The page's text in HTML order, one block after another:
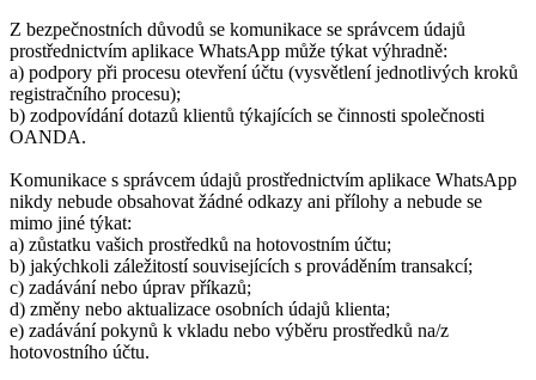
Z bezpečnostních důvodů se komunikace se správcem údajů
prostřednictvím aplikace WhatsApp může týkat výhradně:
a) podpory při procesu otevření účtu (vysvětlení jednotlivých kroků
registračního procesu);
b) zodpovídání dotazů klientů týkajících se činnosti společnosti
OANDA.
Komunikace s správcem údajů prostřednictvím aplikace WhatsApp
nikdy nebude obsahovat žádné odkazy ani přílohy a nebude se
mimo jiné týkat:
a) zůstatku vašich prostředků na hotovostním účtu;
b) jakýchkoli záležitostí souvisejících s prováděním transakcí;
c) zadávání nebo úprav příkazů;
d) změny nebo aktualizace osobních údajů klienta;
e) zadávání pokynů k vkladu nebo výběru prostředků na/z
hotovostního účtu.